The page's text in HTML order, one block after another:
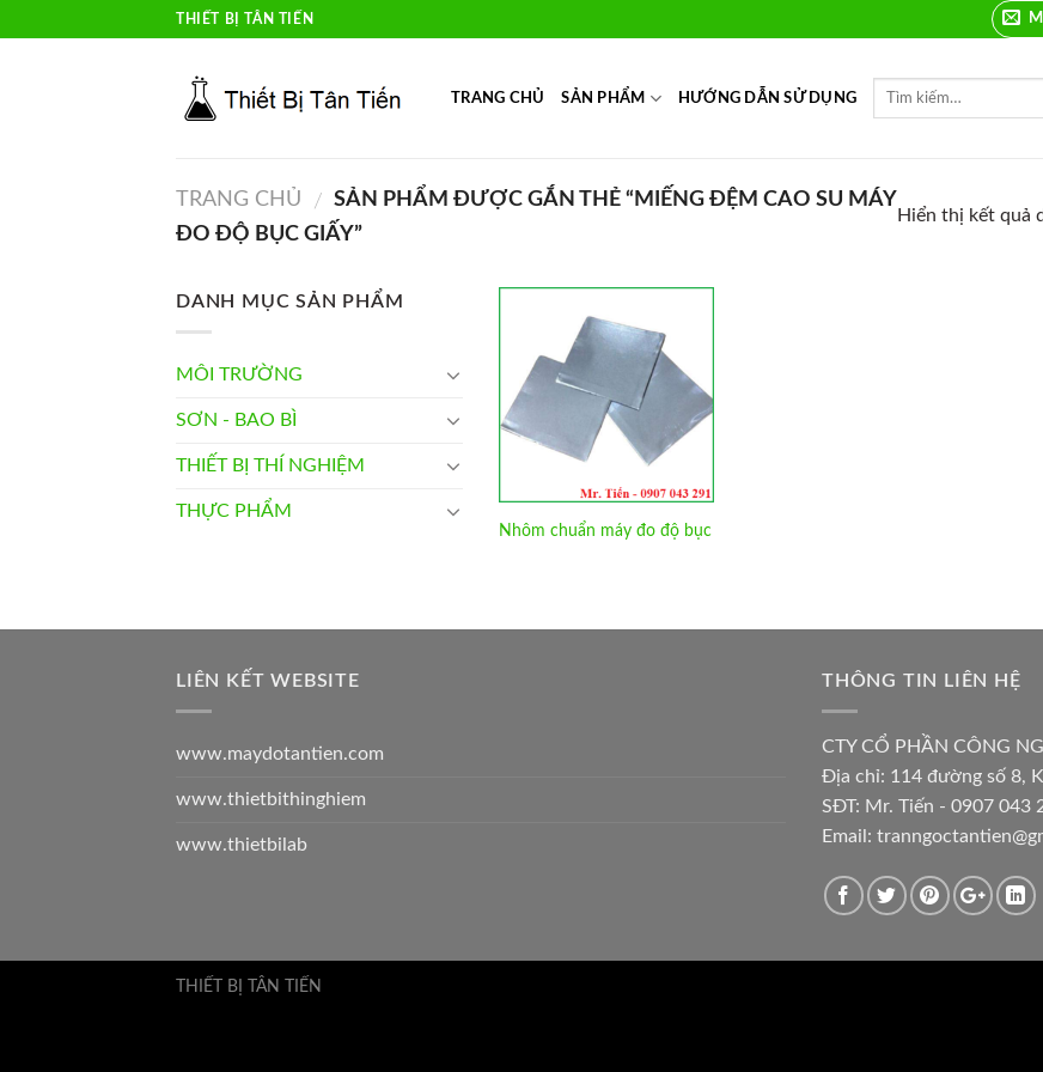
to
THIẾT BỊ TÂN TIẾN
TRANG CHỦ SẢN PHẨM HƯỚNG DẪN SỬ DỤNG
TRANG CHỦ / SẢN PHẨM ĐƯỢC GẮN THẺ “MIẾNG ĐỆM CAO SU MÁY
ĐO ĐỘ BỤC GIẤY”
Hiển thị kết quả
DANH MỤC SẢN PHẨM
MÔI TRƯỜNG
SƠN - BAO BÌ
THIẾT BỊ THÍ NGHIỆM
THỰC PHẨM
Add to
Wishlist
Nhôm chuẩn máy đo độ bục
LIÊN KẾT WEBSITE
www.maydotantien.com
www.thietbithinghiem
www.thietbilab
THÔNG TIN LIÊN HỆ
CTY CỔ PHẦN CÔNG
Địa chỉ: 114 đường số 8,
SĐT: Mr. Tiến - 0907 043
Email:
THIẾT BỊ TÂN TIẾN